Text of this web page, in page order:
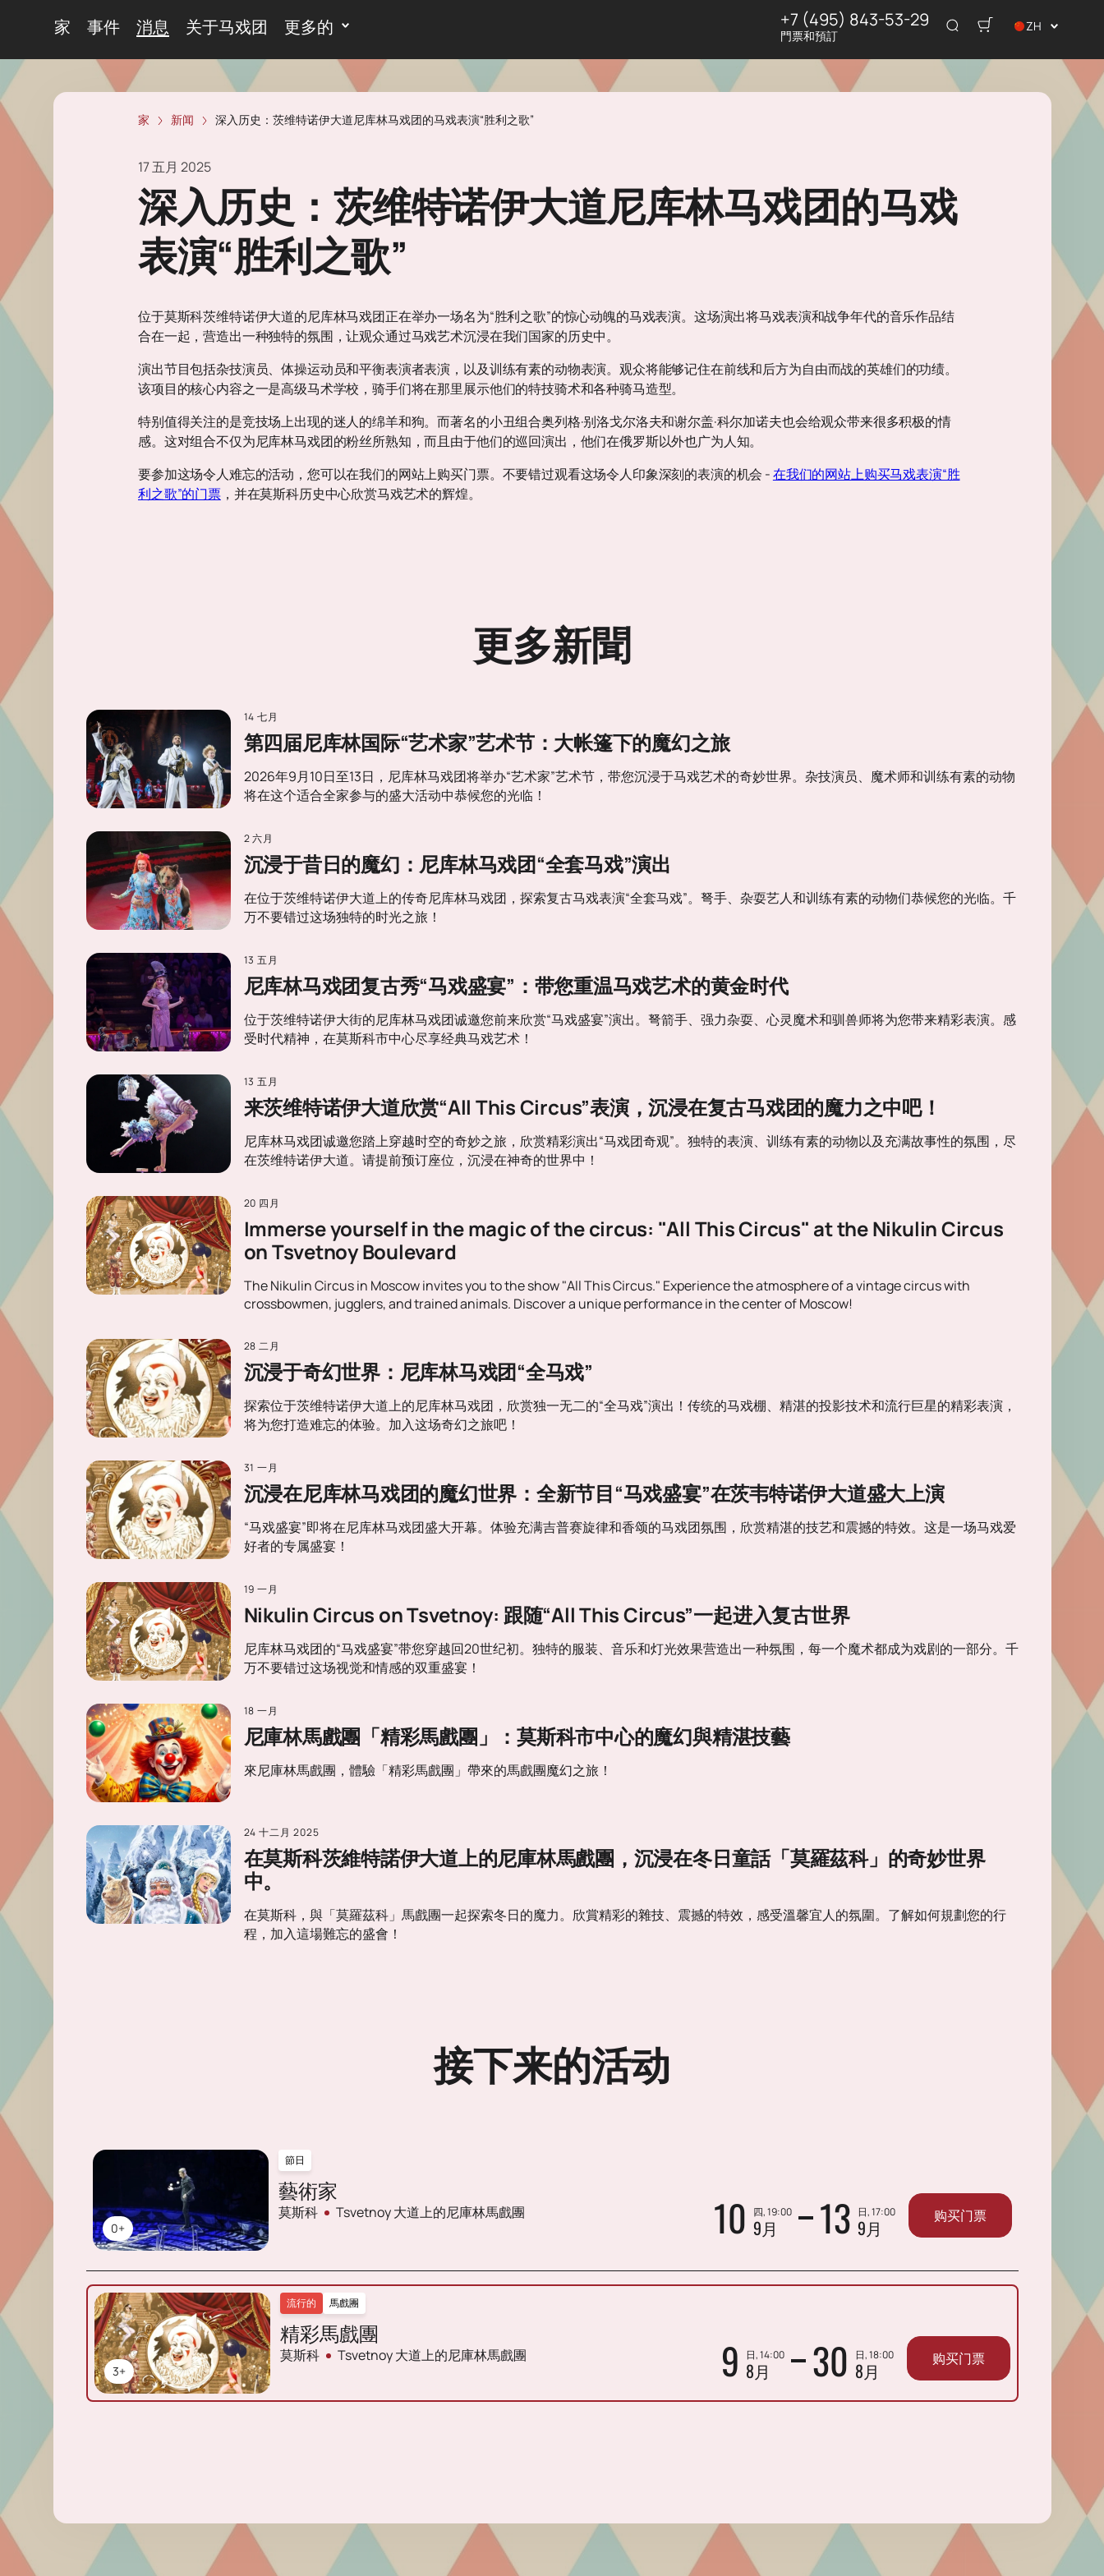
家 事件 消息 关于马戏团 更多的 +7 (495) 843-53-29
門票和預訂
ZH
家 新闻 深入历史：茨维特诺伊大道尼库林马戏团的马戏表演“胜利之歌”
17 五月 2025
深入历史：茨维特诺伊大道尼库林马戏团的马戏
表演“胜利之歌”
位于莫斯科茨维特诺伊大道的尼库林马戏团正在举办一场名为“胜利之歌”的惊心动魄的马戏表演。这场演出将马戏表演和战争年代的音乐作品结
合在一起，营造出一种独特的氛围，让观众通过马戏艺术沉浸在我们国家的历史中。
演出节目包括杂技演员、体操运动员和平衡表演者表演，以及训练有素的动物表演。观众将能够记住在前线和后方为自由而战的英雄们的功绩。
该项目的核心内容之一是高级马术学校，骑手们将在那里展示他们的特技骑术和各种骑马造型。
特别值得关注的是竞技场上出现的迷人的绵羊和狗。而著名的小丑组合奥列格·别洛戈尔洛夫和谢尔盖·科尔加诺夫也会给观众带来很多积极的情
感。这对组合不仅为尼库林马戏团的粉丝所熟知，而且由于他们的巡回演出，他们在俄罗斯以外也广为人知。
要参加这场令人难忘的活动，您可以在我们的网站上购买门票。不要错过观看这场令人印象深刻的表演的机会 -在我们的网站上购买马戏表演“胜
利之歌”的门票，并在莫斯科历史中心欣赏马戏艺术的辉煌。
更多新聞
14 七月
第四届尼库林国际“艺术家”艺术节：大帐篷下的魔幻之旅
2026年9月10日至13日，尼库林马戏团将举办“艺术家”艺术节，带您沉浸于马戏艺术的奇妙世界。杂技演员、魔术师和训练有素的动物
将在这个适合全家参与的盛大活动中恭候您的光临！
2 六月
沉浸于昔日的魔幻：尼库林马戏团“全套马戏”演出
在位于茨维特诺伊大道上的传奇尼库林马戏团，探索复古马戏表演“全套马戏”。弩手、杂耍艺人和训练有素的动物们恭候您的光临。千
万不要错过这场独特的​​时光之旅！
13 五月
尼库林马戏团复古秀“马戏盛宴”：带您重温马戏艺术的黄金时代
位于茨维特诺伊大街的尼库林马戏团诚邀您前来欣赏“马戏盛宴”演出。弩箭手、强力杂耍、心灵魔术和驯兽师将为您带来精彩表演。感
受时代精神，在莫斯科市中心尽享经典马戏艺术！
13 五月
来茨维特诺伊大道欣赏“All This Circus”表演，沉浸在复古马戏团的魔力之中吧！
尼库林马戏团诚邀您踏上穿越时空的奇妙之旅，欣赏精彩演出“马戏团奇观”。独特的表演、训练有素的动物以及充满故事性的氛围，尽
在茨维特诺伊大道。请提前预订座位，沉浸在神奇的世界中！
20 四月
Immerse yourself in the magic of the circus: "All This Circus" at the Nikulin Circus
on Tsvetnoy Boulevard
The Nikulin Circus in Moscow invites you to the show "All This Circus." Experience the atmosphere of a vintage circus with
crossbowmen, jugglers, and trained animals. Discover a unique performance in the center of Moscow!
28 二月
沉浸于奇幻世界：尼库林马戏团“全马戏”
探索位于茨维特诺伊大道上的尼库林马戏团，欣赏独一无二的“全马戏”演出！传统的马戏棚、精湛的投影技术和流行巨星的精彩表演，
将为您打造难忘的体验。加入这场奇幻之旅吧！
31 一月
沉浸在尼库林马戏团的魔幻世界：全新节目“马戏盛宴”在茨韦特诺伊大道盛大上演
“马戏盛宴”即将在尼库林马戏团盛大开幕。体验充满吉普赛旋律和香颂的马戏团氛围，欣赏精湛的技艺和震撼的特效。这是一场马戏爱
好者的专属盛宴！
19 一月
Nikulin Circus on Tsvetnoy: 跟随“All This Circus”一起进入复古世界
尼库林马戏团的“马戏盛宴”带您穿越回20世纪初。独特的服装、音乐和灯光效果营造出一种氛围，每一个魔术都成为戏剧的一部分。千
万不要错过这场视觉和情感的双重盛宴！
18 一月
尼庫林馬戲團「精彩馬戲團」：莫斯科市中心的魔幻與精湛技藝
來尼庫林馬戲團，體驗「精彩馬戲團」帶來的馬戲團魔幻之旅！
24 十二月 2025
在莫斯科茨維特諾伊大道上的尼庫林馬戲團，沉浸在冬日童話「莫羅茲科」的奇妙世界
中。
在莫斯科，與「莫羅茲科」馬戲團一起探索冬日的魔力。欣賞精彩的雜技、震撼的特效，感受溫馨宜人的氛圍。了解如何規劃您的行
程，加入這場難忘的盛會！
接下来的活动
0+
節日
藝術家
莫斯科 Tsvetnoy 大道上的尼庫林馬戲團 10 四, 19:00
9月 13 日, 17:00
9月 购买门票
3+
馬戲團
流行的
精彩馬戲團
莫斯科 Tsvetnoy 大道上的尼庫林馬戲團 9 日, 14:00
8月 30 日, 18:00
8月 购买门票